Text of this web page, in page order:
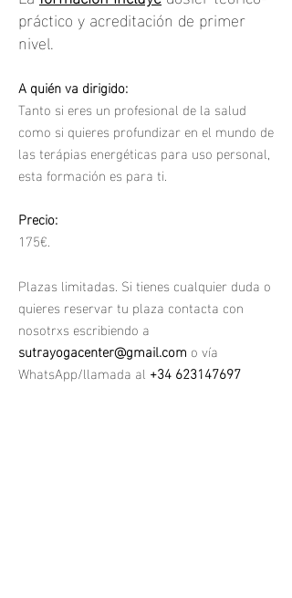
práctico y acreditación de primer
nivel.
A quién va dirigido:
Tanto si eres un profesional de la salud
como si quieres profundizar en el mundo de
las terápias energéticaspara uso personal,
esta formación es para ti.
Precio:
175€.
Plazas limitadas. Si tienes cualquier duda o
quieres reservar tu plaza contacta con
nosotrxs escribiendo a
sutrayogacenter@gmail.com o vía
WhatsApp/llamada al +34 623147697